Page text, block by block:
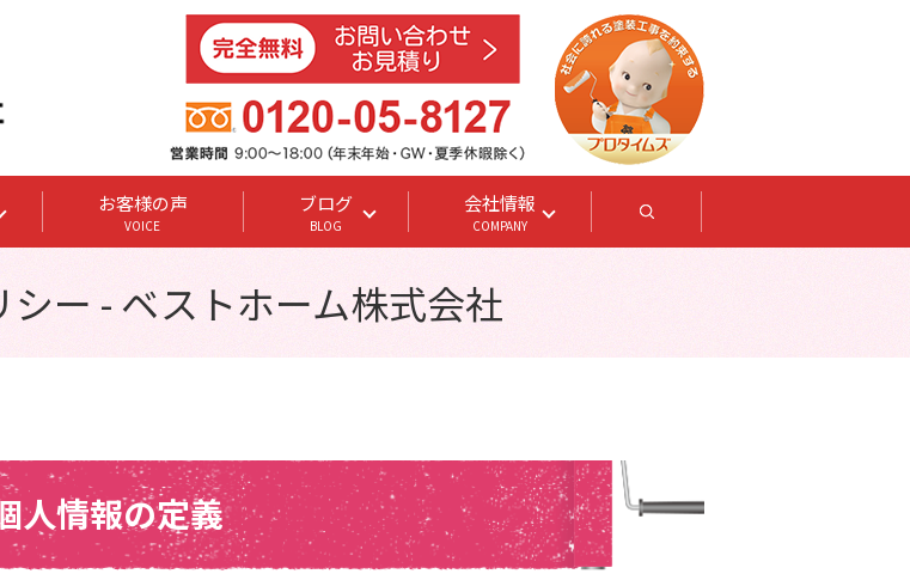
お客様の声
VOICE
ブログ
BLOG
会社情報
COMPANY search
ー - ベストホーム株式会社
人情報の定義